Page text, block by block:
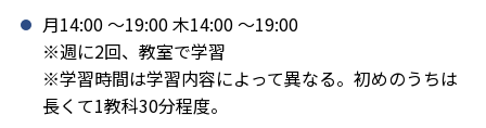
月14:00 〜19:00 木14:00 〜19:00
※週に2回、教室で学習
※学習時間は学習内容によって異なる。初めのうちは
長くて1教科30分程度。